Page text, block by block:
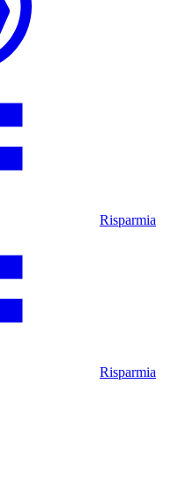
Risparmia
Risparmia